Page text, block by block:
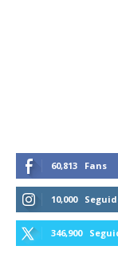
60,813 Fans
10,000
346,900